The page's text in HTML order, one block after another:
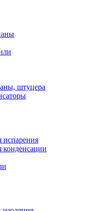
штуцера
испарения
конденсации